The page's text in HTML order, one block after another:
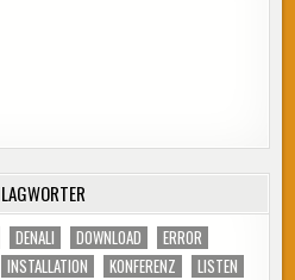
DENALI DOWNLOAD
ERROR
INSTALLATION KONFERENZ
LISTEN